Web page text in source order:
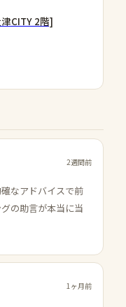
CITY 2階]
2週間前
なアドバイスで前
の助言が本当に当
1ヶ月前